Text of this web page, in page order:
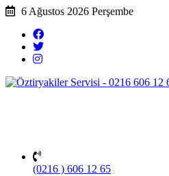
6 Ağustos 2026 Perşembe
(0216 ) 606 12 65